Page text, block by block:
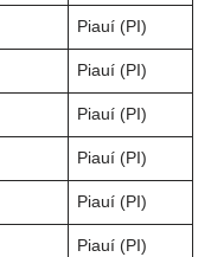
Piauí (PI)
Piauí (PI)
Piauí (PI)
Piauí (PI)
Piauí (PI)
Piauí (PI)